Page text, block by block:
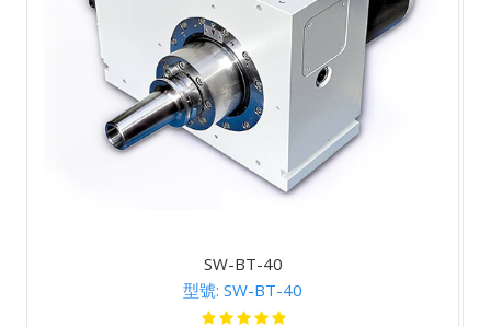
SW-BT-40
型號: SW-BT-40